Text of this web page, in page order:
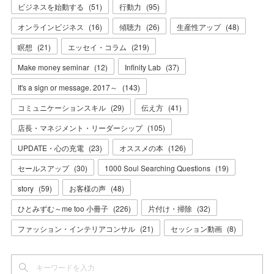
ビジネスを始動する (51) 行動力 (95)
オンラインビジネス
(16) 傾聴力 (26) 生産性アップ (48)
瞑想 (21) エッセイ・コラム (219)
Make money seminar (12) Infinity Lab (37)
It's a sign or message. 2017～
(143)
コミュニケーションスキル (29) 伝え方 (41)
店長・マネジメント・リーダーシップ (105)
UPDATE・心の充電 (23) オススメの本 (126)
セールスアップ (30) 1000 Soul Searching Questions (19)
story (59) お客様の声 (48)
ひとみずむ～me too 小冊子 (226) 片付け・掃除 (32)
ファッション・インテリアコンサル (21) セッション動画 (8)